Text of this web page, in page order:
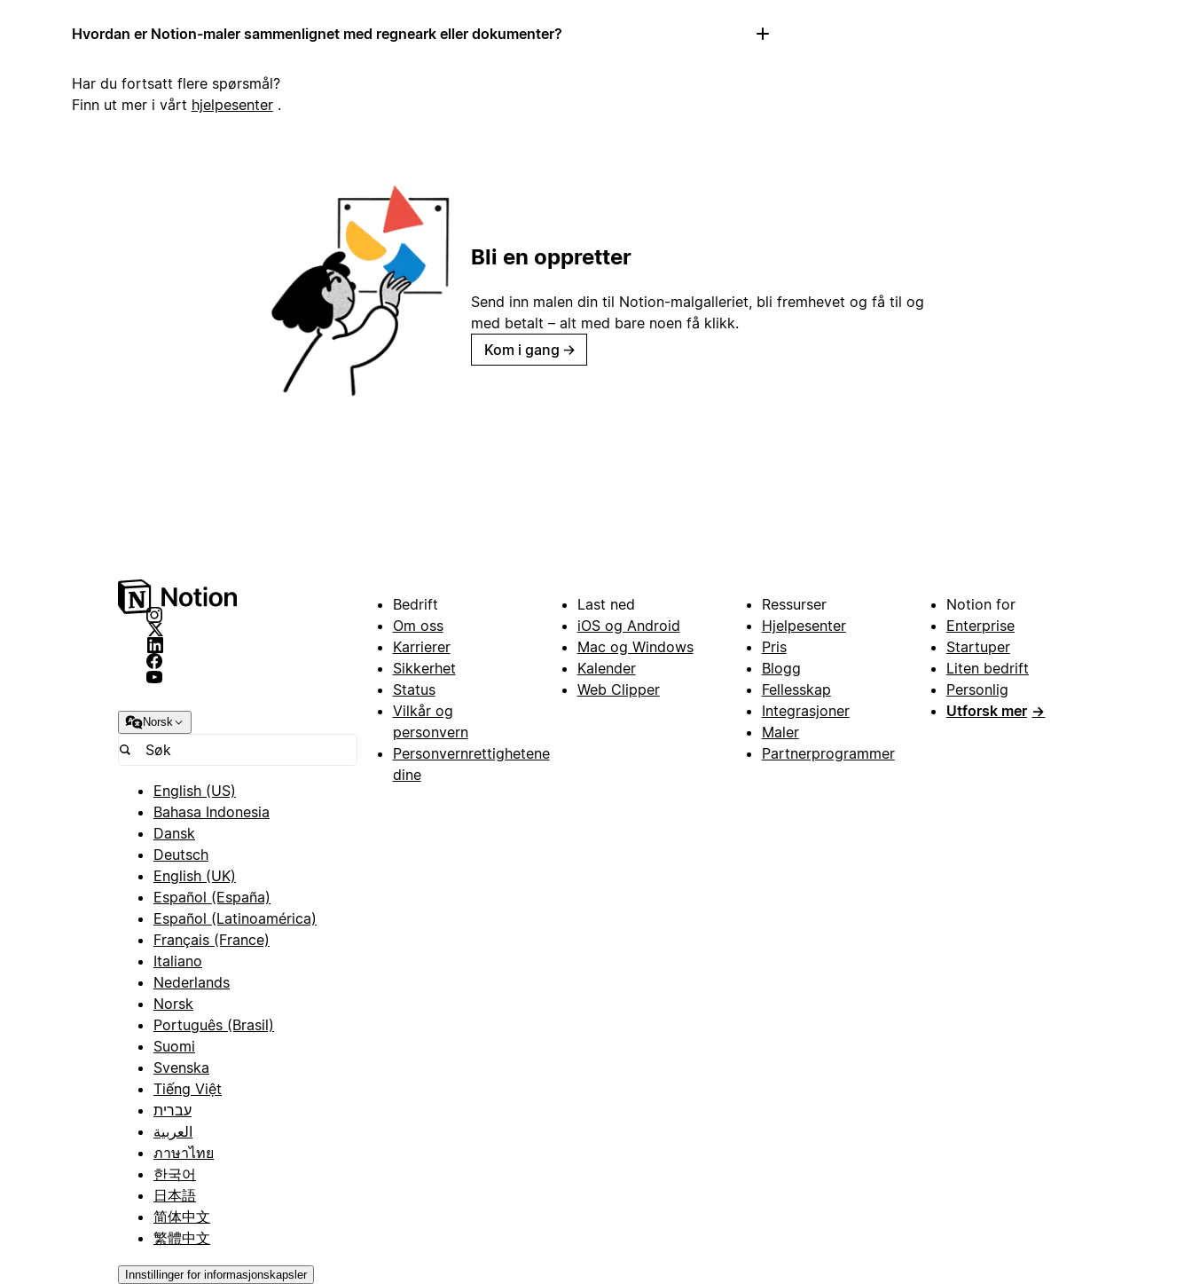
Hvordan er Notion-maler sammenlignet med regneark eller dokumenter?
Har du fortsatt flere spørsmål?
Finn ut mer i vårt hjelpesenter.
Bli en oppretter
Send inn malen din til Notion-malgalleriet, bli fremhevet og få til og
med betalt – alt med bare noen få klikk.
Kom i gang →
Norsk
English (US)
Bahasa Indonesia
Dansk
Deutsch
English (UK)
Español (España)
Español (Latinoamérica)
Français (France)
Italiano
Nederlands
Norsk
Português (Brasil)
Suomi
Svenska
Tiếng Việt
עברית
العربية
ภาษาไทย
한국어
日本語
简体中文
繁體中文
Innstillinger for informasjonskapsler
Bedrift
Om oss
Karrierer
Sikkerhet
Status
Vilkår og
personvern
Personvernrettighetene
dine
Last ned
iOS og Android
Mac og Windows
Kalender
Web Clipper
Ressurser
Hjelpesenter
Pris
Blogg
Fellesskap
Integrasjoner
Maler
Partnerprogrammer
Notion for
Enterprise
Startuper
Liten bedrift
Personlig
Utforsk mer →